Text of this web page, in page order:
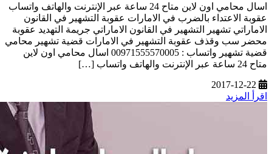
اسال محامي اون لاين متاح 24 ساعة عبر الإنترنت والهاتف واتساب
عقوبة الاعتداء بالضرب في الامارات عقوبة التشهير في القانون
الاماراتي تشهير التشهير في القانون الاماراتي جريمة التهديد عقوبة
محضر سب وقذف عقوبة التشهير في الامارات قضية تشهير محامي
قضية تشهير واتساب : 00971555570005 اسال محامي اون لاين
متاح 24 ساعة عبر الإنترنت والهاتف واتساب […]
2017-12-22
اقرأ المزيد